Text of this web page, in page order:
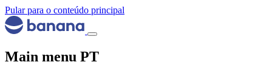
Pular para o conteúdo principal
Main menu PT